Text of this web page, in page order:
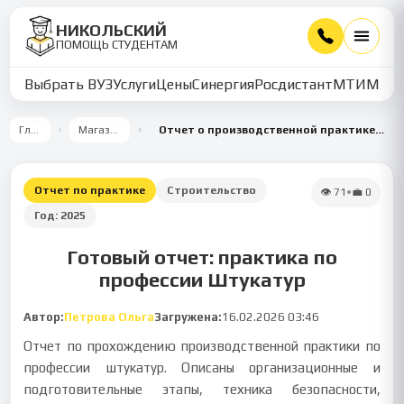
НИКОЛЬСКИЙ
ПОМОЩЬ СТУДЕНТАМ
Выбрать ВУЗУслугиЦеныСинергияРосдистантМТИММУ
Главная Магазин работ Отчет о производственной практике по профессии Штукатур
Отчет по практике
Строительство
Год: 2025
👁 71 •💼 0
Готовый отчет: практика по
профессии Штукатур
Автор:Петрова ОльгаЗагружена:16.02.2026 03:46
Отчет по прохождению производственной практики по
профессии штукатур. Описаны организационные и
подготовительные этапы, техника безопасности,